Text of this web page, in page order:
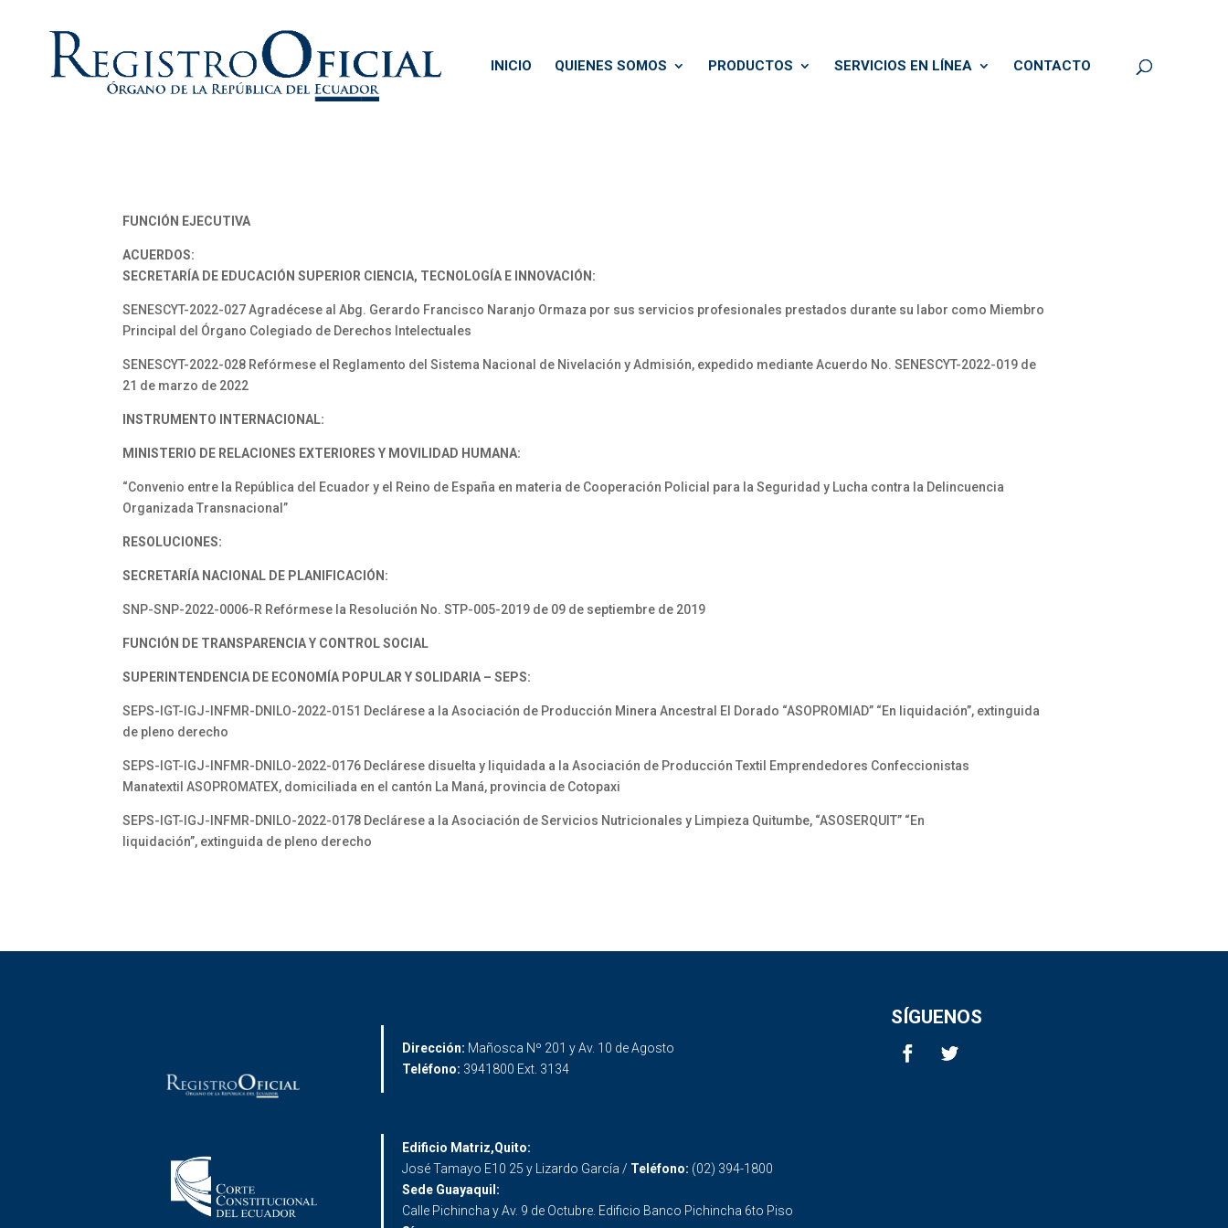
INICIO QUIENES SOMOS PRODUCTOS SERVICIOS EN LÍNEA CONTACTO
FUNCIÓN EJECUTIVA
ACUERDOS:
SECRETARÍA DE EDUCACIÓN SUPERIOR CIENCIA, TECNOLOGÍA E INNOVACIÓN:
SENESCYT-2022-027 Agradécese al Abg. Gerardo Francisco Naranjo Ormaza por sus servicios profesionales prestados durante su labor como Miembro
Principal del Órgano Colegiado de Derechos Intelectuales
SENESCYT-2022-028 Refórmese el Reglamento del Sistema Nacional de Nivelación y Admisión, expedido mediante Acuerdo No. SENESCYT-2022-019 de
21 de marzo de 2022
INSTRUMENTO INTERNACIONAL:
MINISTERIO DE RELACIONES EXTERIORES Y MOVILIDAD HUMANA:
“Convenio entre la República del Ecuador y el Reino de España en materia de Cooperación Policial para la Seguridad y Lucha contra la Delincuencia
Organizada Transnacional”
RESOLUCIONES:
SECRETARÍA NACIONAL DE PLANIFICACIÓN:
SNP-SNP-2022-0006-R Refórmese la Resolución No. STP-005-2019 de 09 de septiembre de 2019
FUNCIÓN DE TRANSPARENCIA Y CONTROL SOCIAL
SUPERINTENDENCIA DE ECONOMÍA POPULAR Y SOLIDARIA – SEPS:
SEPS-IGT-IGJ-INFMR-DNILO-2022-0151 Declárese a la Asociación de Producción Minera Ancestral El Dorado “ASOPROMIAD” “En liquidación”, extinguida
de pleno derecho
SEPS-IGT-IGJ-INFMR-DNILO-2022-0176 Declárese disuelta y liquidada a la Asociación de Producción Textil Emprendedores Confeccionistas
Manatextil ASOPROMATEX, domiciliada en el cantón La Maná, provincia de Cotopaxi
SEPS-IGT-IGJ-INFMR-DNILO-2022-0178 Declárese a la Asociación de Servicios Nutricionales y Limpieza Quitumbe, “ASOSERQUIT” “En
liquidación”, extinguida de pleno derecho
Dirección: Mañosca Nº 201 y Av. 10 de Agosto
Teléfono: 3941800 Ext. 3134
SÍGUENOS
Edificio Matriz,Quito:
José Tamayo E10 25 y Lizardo García / Teléfono: (02) 394-1800
Sede Guayaquil:
Calle Pichincha y Av. 9 de Octubre. Edificio Banco Pichincha 6to Piso